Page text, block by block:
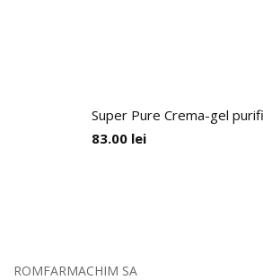
Super Pure Crema-gel
83.00 lei
ROMFARMACHIM SA